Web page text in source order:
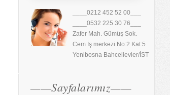
____0212 452 52 00___
____0532 225 30 76___
Zafer Mah. Gümüş Sok.
Cem İş merkezi No:2 Kat:5
Yenibosna Bahcelievler/İST
——Sayfalarımız——